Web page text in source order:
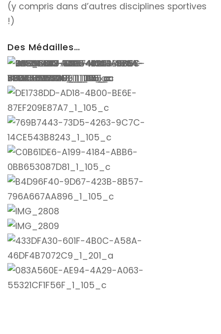
(y compris dans d’autres disciplines sportives
!)
Des Médailles…